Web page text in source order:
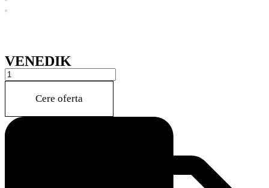
VENEDIK
VENEDIK
quantity
Cere oferta